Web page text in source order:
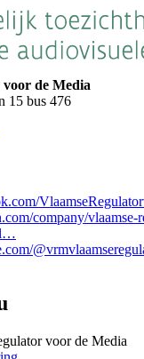
de Media
15 bus 476
company/vlaamse-
voor de Media